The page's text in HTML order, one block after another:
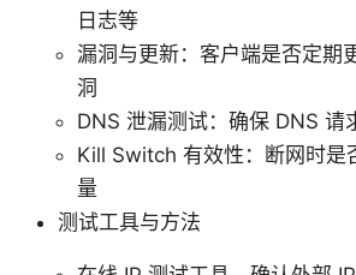
日志等
漏洞与更新：客户端是否定期
洞
DNS 泄漏测试：确保 DNS 请
Kill Switch 有效性：断网时是
量
测试工具与方法